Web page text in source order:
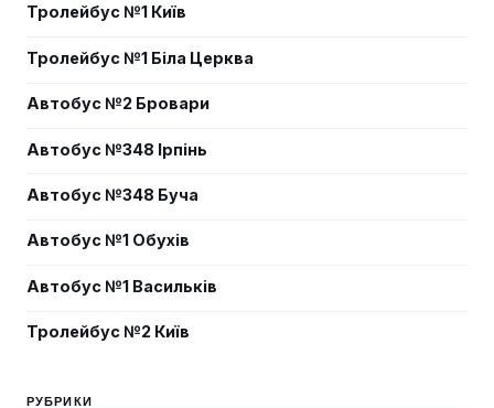
Тролейбус №1 Київ
Тролейбус №1 Біла Церква
Автобус №2 Бровари
Автобус №348 Ірпінь
Автобус №348 Буча
Автобус №1 Обухів
Автобус №1 Васильків
Тролейбус №2 Київ
РУБРИКИ